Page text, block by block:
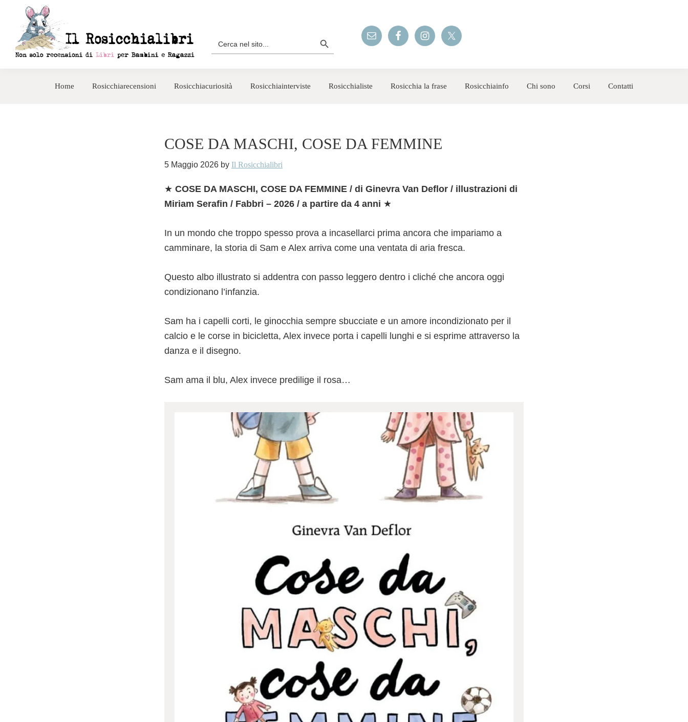
navigazione
primaria
contenuto
principale
Search
for:
Home Rosicchiarecensioni Rosicchiacuriosità Rosicchiainterviste Rosicchialiste Rosicchia la frase Rosicchiainfo Chi sono Corsi Contatti
COSE DA MASCHI, COSE DA FEMMINE
5 Maggio 2026 by Il Rosicchialibri
★ COSE DA MASCHI, COSE DA FEMMINE / di Ginevra Van Deflor / illustrazioni di
Miriam Serafin / Fabbri – 2026 / a partire da 4 anni ★
In un mondo che troppo spesso prova a incasellarci prima ancora che impariamo a
camminare, la storia di Sam e Alex arriva come una ventata di aria fresca.
Questo albo illustrato si addentra con passo leggero dentro i cliché che ancora oggi
condizionano l’infanzia.
Sam ha i capelli corti, le ginocchia sempre sbucciate e un amore incondizionato per il
calcio e le corse in bicicletta, Alex invece porta i capelli lunghi e si esprime attraverso la
danza e il disegno.
Sam ama il blu, Alex invece predilige il rosa…